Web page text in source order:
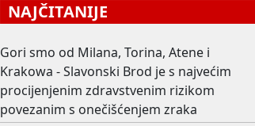
NAJČITANIJE
Gori smo od Milana, Torina, Atene i
Krakowa - Slavonski Brod je s najvećim
procijenjenim zdravstvenim rizikom
povezanim s onečišćenjem zraka